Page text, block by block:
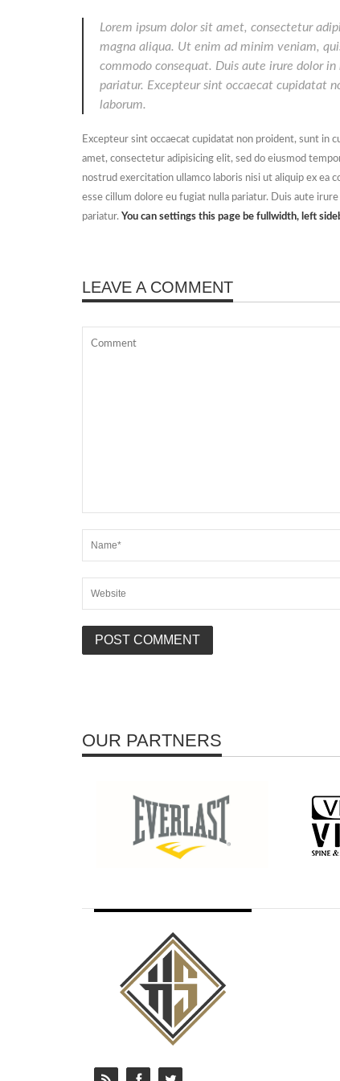
Lorem ipsum dolor sit amet, consectetur
magna aliqua. Ut enim ad minim veniam,
commodo consequat. Duis aute irure dolor
pariatur. Excepteur sint occaecat cupidatat
laborum.
Excepteur sint occaecat cupidatat non proident, sunt in
amet, consectetur adipisicing elit, sed do eiusmod
nostrud exercitation ullamco laboris nisi ut aliquip ex
esse cillum dolore eu fugiat nulla pariatur. Duis aute
pariatur. You can settings this page be fullwidth, left
LEAVE A COMMENT
OUR PARTNERS